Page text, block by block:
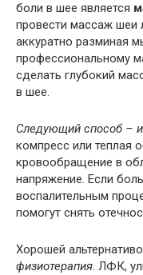
боли в шее является
провести массаж шеи
аккуратно разминая
профессиональному
сделать глубокий
в шее.
Следующий способ –
компресс или теплая
кровообращение в
напряжение. Если
воспалительным
помогут снять
Хорошей
физиотерапия. ЛФК,